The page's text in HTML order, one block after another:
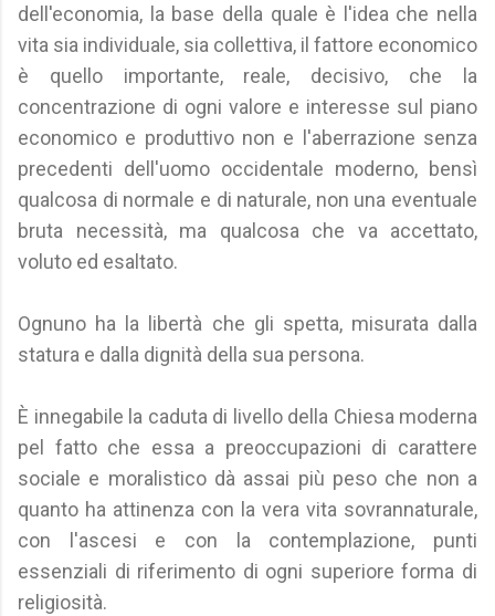
dell'economia, la base della quale è l'idea che nella
vita sia individuale, sia collettiva, il fattore economico
è quello importante, reale, decisivo, che la
concentrazione di ogni valore e interesse sul piano
economico e produttivo non e l'aberrazione senza
precedenti dell'uomo occidentale moderno, bensì
qualcosa di normale e di naturale, non una eventuale
bruta necessità, ma qualcosa che va accettato,
voluto ed esaltato.
Ognuno ha la libertà che gli spetta, misurata dalla
statura e dalla dignità della sua persona.
È innegabile la caduta di livello della Chiesa moderna
pel fatto che essa a preoccupazioni di carattere
sociale e moralistico dà assai più peso che non a
quanto ha attinenza con la vera vita sovrannaturale,
con l'ascesi e con la contemplazione, punti
essenziali di riferimento di ogni superiore forma di
religiosità.